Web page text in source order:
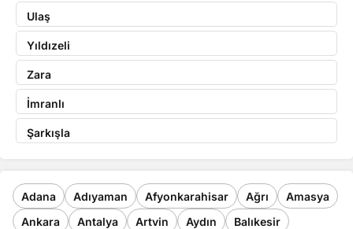
Ulaş
Yıldızeli
Zara
İmranlı
Şarkışla
Adana Adıyaman Afyonkarahisar Ağrı
Amasya
Ankara
Antalya Artvin Aydın
Balıkesir